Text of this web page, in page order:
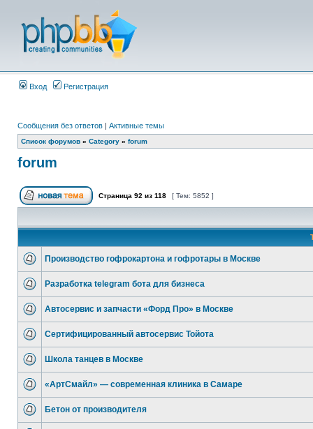
Вход Регистрация
Сообщения без ответов | Активные темы
Список форумов » Category » forum
forum
Страница 92 из 118 [ Тем: 5852 ]
Производство гофрокартона и гофротары в Москве
Разработка telegram бота для бизнеса
Автосервис и запчасти «Форд Про» в Москве
Сертифицированный автосервис Тойота
Школа танцев в Москве
«АртСмайл» — современная клиника в Самаре
Бетон от производителя